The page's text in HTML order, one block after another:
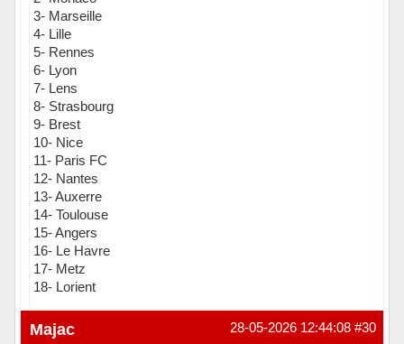
3- Marseille
4- Lille
5- Rennes
6- Lyon
7- Lens
8- Strasbourg
9- Brest
10- Nice
11- Paris FC
12- Nantes
13- Auxerre
14- Toulouse
15- Angers
16- Le Havre
17- Metz
18- Lorient
Hors ligne #30
28-05-2026 12:44:08
Majac